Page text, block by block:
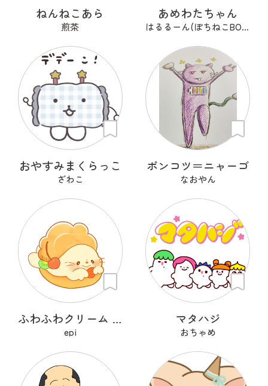
ねんねこあら
煎茶
あめわたちゃん
はるるーん(ぽちねこBOOKS)
おやすみまくらっこ
ざわこ
ポンコツ＝ニャーゴ
なおやん
ふわふわクリーム あざらシュー
epi
マタハジ
おちゃめ